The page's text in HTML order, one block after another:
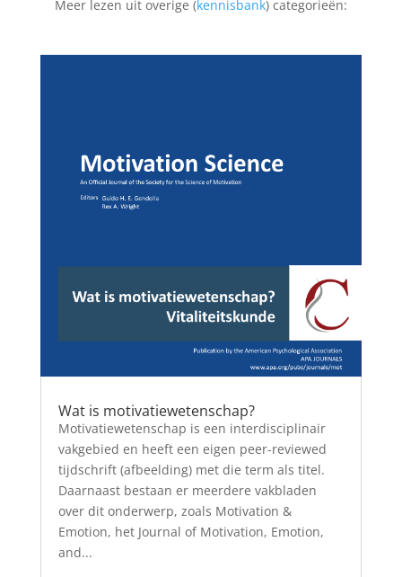
Meer lezen uit overige (kennisbank) categorieën:
Wat is motivatiewetenschap?
Motivatiewetenschap is een interdisciplinair
vakgebied en heeft een eigen peer-reviewed
tijdschrift (afbeelding) met die term als titel.
Daarnaast bestaan er meerdere vakbladen
over dit onderwerp, zoals Motivation &
Emotion, het Journal of Motivation, Emotion,
and...